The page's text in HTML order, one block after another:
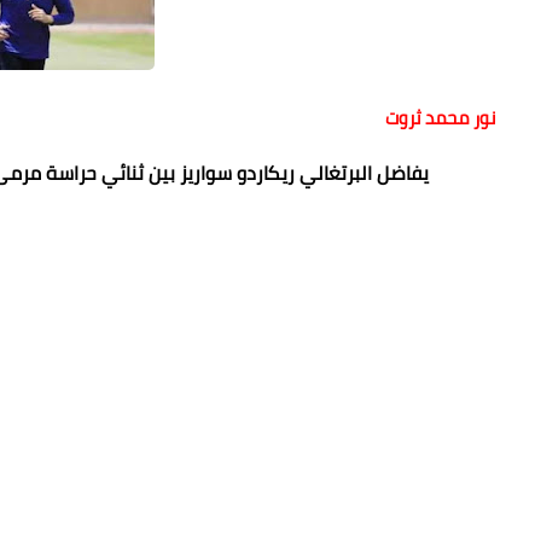
نور محمد ثروت
يفاضل البرتغالي ريكاردو سواريز بين ثنائي حراسة